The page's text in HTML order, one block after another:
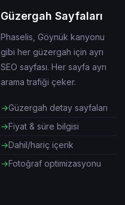
Güzergah Sayfaları
Phaselis, Göynük kanyonu
gibi her güzergah için ayrı
SEO sayfası. Her sayfa ayrı
arama trafiği çeker.
Güzergah detay sayfaları
Fiyat & süre bilgisi
Dahil/hariç içerik
Fotoğraf optimizasyonu